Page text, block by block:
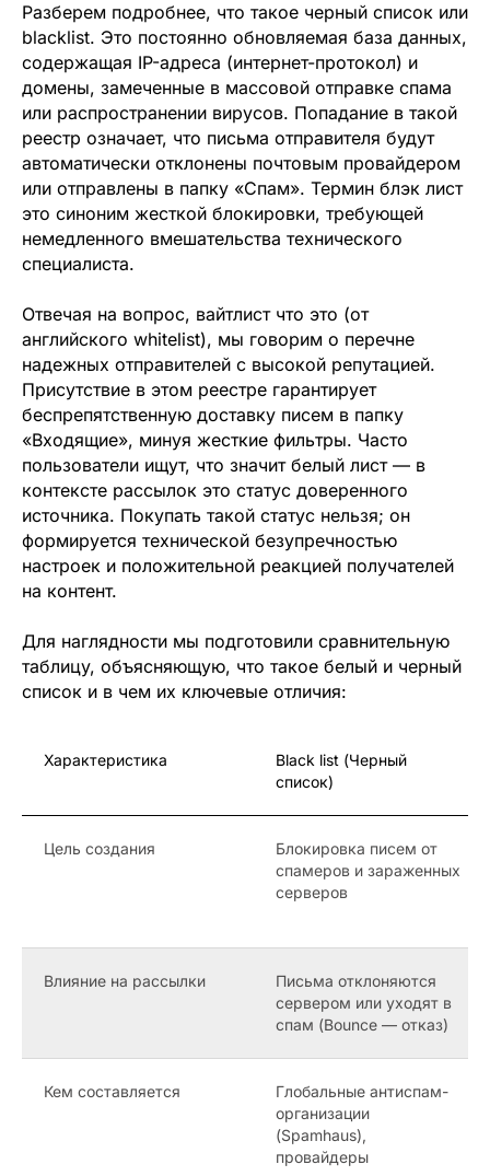
Разберем подробнее, что такое черный список или
blacklist. Это постоянно обновляемая база данных,
содержащая IP-адреса (интернет-протокол) и
домены, замеченные в массовой отправке спама
или распространении вирусов. Попадание в такой
реестр означает, что письма отправителя будут
автоматически отклонены почтовым провайдером
или отправлены в папку «Спам». Термин блэк лист
это синоним жесткой блокировки, требующей
немедленного вмешательства технического
специалиста.
Отвечая на вопрос, вайтлист что это (от
английского whitelist), мы говорим о перечне
надежных отправителей с высокой репутацией.
Присутствие в этом реестре гарантирует
беспрепятственную доставку писем в папку
«Входящие», минуя жесткие фильтры. Часто
пользователи ищут, что значит белый лист — в
контексте рассылок это статус доверенного
источника. Покупать такой статус нельзя; он
формируется технической безупречностью
настроек и положительной реакцией получателей
на контент.
Для наглядности мы подготовили сравнительную
таблицу, объясняющую, что такое белый и черный
список и в чем их ключевые отличия:
Характеристика
Black list (Черный
список)
Цель создания
Блокировка писем от
спамеров и зараженных
серверов
Влияние на рассылки
Письма отклоняются
сервером или уходят в
спам (Bounce — отказ)
Кем составляется
Глобальные антиспам-
организации
(Spamhaus),
провайдеры